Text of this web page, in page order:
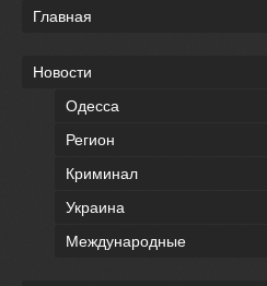
Главная
Новости
Одесса
Регион
Криминал
Украина
Международные